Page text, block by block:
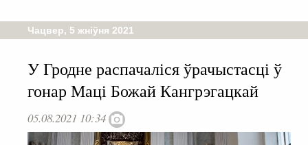
Чацвер, 5 жніўня 2021
У Гродне распачаліся ўрачыстасці ў
гонар Маці Божай Кангрэгацкай
05.08.2021 10:34